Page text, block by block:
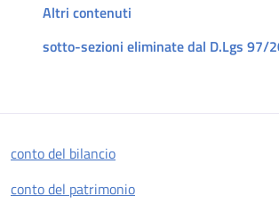
Altri contenuti
sotto-sezioni eliminate dal D.Lgs 97/
Descrizione
conto del bilancio
conto del patrimonio